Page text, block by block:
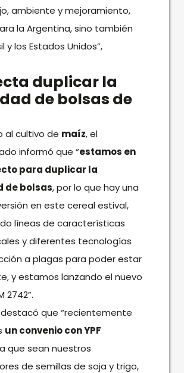
ambiente y mejoramiento,
la Argentina, sino también
y los Estados Unidos”,
duplicar la
de bolsas de
al cultivo de maíz, el
informó que “estamos en
para duplicar la
de bolsas, por lo que hay una
en este cereal estival,
líneas de características
y diferentes tecnologías
a plagas para poder estar
y estamos lanzando el nuevo
2742”.
que “recientemente
un convenio con YPF
que sean nuestros
de semillas de soja y trigo,